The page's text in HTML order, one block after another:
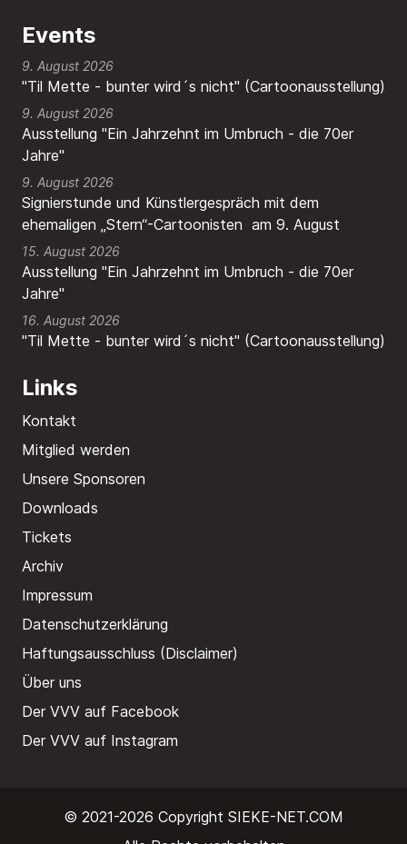
Events
9. August 2026
"Til Mette - bunter wird´s nicht" (Cartoonausstellung)
9. August 2026
Ausstellung "Ein Jahrzehnt im Umbruch - die 70er
Jahre"
9. August 2026
Signierstunde und Künstlergespräch mit dem
ehemaligen „Stern“-Cartoonisten am 9. August
15. August 2026
Ausstellung "Ein Jahrzehnt im Umbruch - die 70er
Jahre"
16. August 2026
"Til Mette - bunter wird´s nicht" (Cartoonausstellung)
Links
Kontakt
Mitglied werden
Unsere Sponsoren
Downloads
Tickets
Archiv
Impressum
Datenschutzerklärung
Haftungsausschluss (Disclaimer)
Über uns
Der VVV auf Facebook
Der VVV auf Instagram
© 2021-2026 Copyright SIEKE-NET.COM